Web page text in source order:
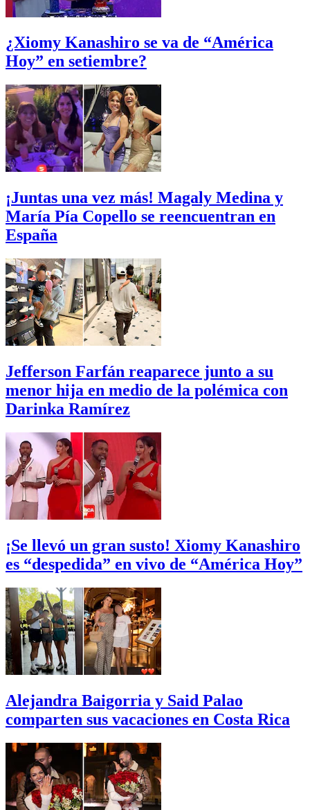
¿Xiomy Kanashiro se va de “América
Hoy” en setiembre?
¡Juntas una vez más! Magaly Medina y
María Pía Copello se reencuentran en
España
Jefferson Farfán reaparece junto a su
menor hija en medio de la polémica con
Darinka Ramírez
¡Se llevó un gran susto! Xiomy Kanashiro
es “despedida” en vivo de “América Hoy”
Alejandra Baigorria y Said Palao
comparten sus vacaciones en Costa Rica